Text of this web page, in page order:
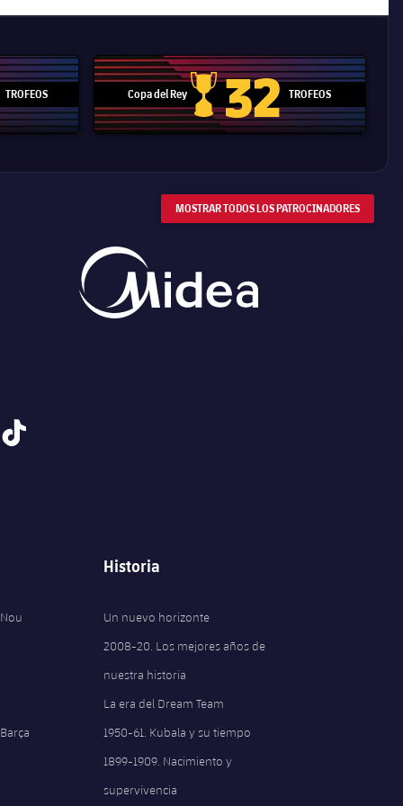
de Clubes
TROFEOS Copa del Rey
Copa del Rey
32 TROFEOS
MOSTRAR TODOS LOS PATROCINADORES
tiktok
Historia
Un nuevo horizonte
2008-20. Los mejores años de
nuestra historia
La era del Dream Team
1950-61. Kubala y su tiempo
1899-1909. Nacimiento y
supervivencia